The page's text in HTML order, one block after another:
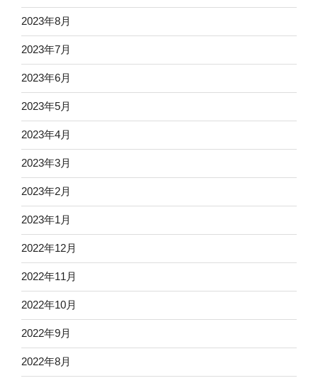
2023年8月
2023年7月
2023年6月
2023年5月
2023年4月
2023年3月
2023年2月
2023年1月
2022年12月
2022年11月
2022年10月
2022年9月
2022年8月